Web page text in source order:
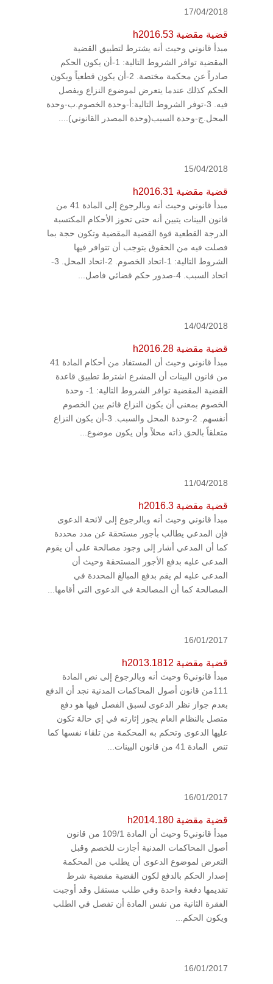
17/04/2018
قضية مقضية h2016.53
مبدأ قانوني وحيث أنه يشترط لتطبيق القضية
المقضية توافر الشروط التالية: 1-أن يكون الحكم
صادراً عن محكمة مختصة. 2-أن يكون قطعياً ويكون
الحكم كذلك عندما يتعرض لموضوع النزاع ويفصل
فيه. 3-توفر الشروط التالية:أ-وحدة الخصوم.ب-وحدة
المحل.ج-وحدة السبب(وحدة المصدر القانوني)....
15/04/2018
قضية مقضية h2016.31
مبدأ قانوني وحيث أنه وبالرجوع إلى المادة 41 من
قانون البينات يتبين أنه حتى تحوز الأحكام المكتسبة
الدرجة القطعية قوة القضية المقضية وتكون حجة بما
فصلت فيه من الحقوق يتوجب أن تتوافر فيها
الشروط التالية: 1-اتحاد الخصوم. 2-اتحاد المحل. 3-
اتحاد السبب. 4-صدور حكم قضائي فاصل...
14/04/2018
قضية مقضية h2016.28
مبدأ قانوني وحيث أن المستفاد من أحكام المادة 41
من قانون البينات أن المشرع اشترط تطبيق قاعدة
القضية المقضية توافر الشروط التالية: 1- وحدة
الخصوم بمعنى أن يكون النزاع قائم بين الخصوم
أنفسهم. 2-وحدة المحل والسبب. 3-أن يكون النزاع
متعلقاً بالحق ذاته محلاً وأن يكون موضوع...
11/04/2018
قضية مقضية h2016.3
مبدأ قانوني وحيث أنه وبالرجوع إلى لائحة الدعوى
فإن المدعي يطالب بأجور مستحقة عن مدد محددة
كما أن المدعي أشار إلى وجود مصالحة على أن يقوم
المدعى عليه بدفع الأجور المستحقة وحيث أن
المدعى عليه لم يقم بدفع المبالغ المحددة في
المصالحة كما أن المصالحة في الدعوى التي أقامها...
16/01/2017
قضية مقضية h2013.1812
مبدأ قانوني6 وحيث أنه وبالرجوع إلى نص المادة
111من قانون أصول المحاكمات المدنية نجد أن الدفع
بعدم جواز نظر الدعوى لسبق الفصل فيها هو دفع
متصل بالنظام العام يجوز إثارته في إي حالة تكون
عليها الدعوى وتحكم به المحكمة من تلقاء نفسها كما
تنص المادة 41 من قانون البينات...
16/01/2017
قضية مقضية h2014.180
مبدأ قانوني5 وحيث أن المادة 109/1 من قانون
أصول المحاكمات المدنية أجازت للخصم وقبل
التعرض لموضوع الدعوى أن يطلب من المحكمة
إصدار الحكم بالدفع لكون القضية مقضية شرط
تقديمها دفعة واحدة وفي طلب مستقل وقد أوجبت
الفقرة الثانية من نفس المادة أن تفصل في الطلب
ويكون الحكم...
16/01/2017